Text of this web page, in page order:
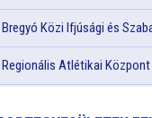
Bregyó Közi Ifjúsági és
Regionális Atlétikai Központ